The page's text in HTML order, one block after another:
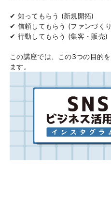
✔ 知ってもらう (新規開拓)
✔ 信頼してもらう (ファンづく
✔ 行動してもらう (集客・販売)
この講座では、この3つの目的
ます。